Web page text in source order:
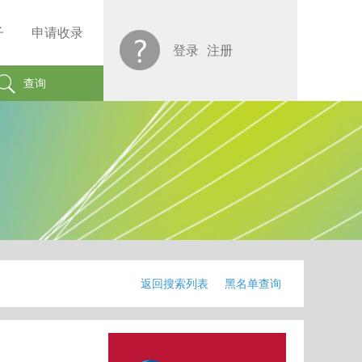
申请收录
查询
登录 注册
返回搜索列表 黑名单查询